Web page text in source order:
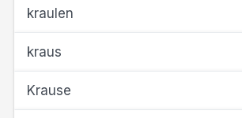
kraulen
kraus
Krause